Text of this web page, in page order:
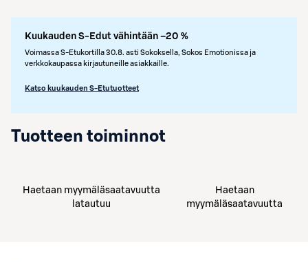
Kuukauden S-Edut vähintään –20 %
Voimassa S-Etukortilla 30.8. asti Sokoksella, Sokos Emotionissa ja
verkkokaupassa kirjautuneille asiakkaille.
Katso kuukauden S-Etutuotteet
Tuotteen toiminnot
Haetaan myymäläsaatavuutta
latautuu
Haetaan
myymäläsaatavuutta